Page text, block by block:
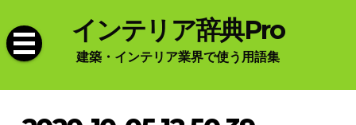
to
content
インテリア辞典Pro
建築・インテリア業界で使う用語集